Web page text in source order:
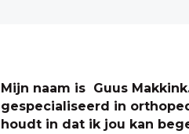
Mijn naam is Guus
gespecialiseerd in
houdt in dat ik jou kan